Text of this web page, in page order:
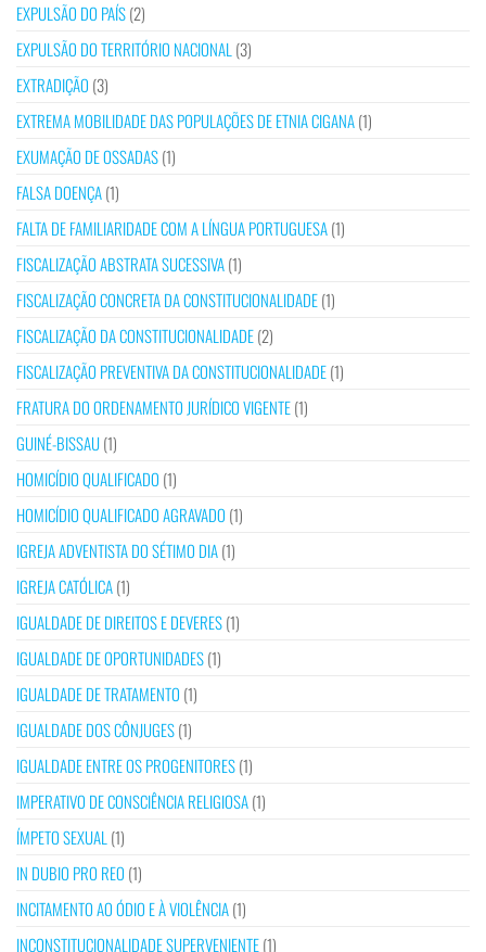
EXPULSÃO DO PAÍS(2)
EXPULSÃO DO TERRITÓRIO NACIONAL (3)
EXTRADIÇÃO (3)
EXTREMA MOBILIDADE DAS POPULAÇÕES DE ETNIA CIGANA(1)
EXUMAÇÃO DE OSSADAS(1)
FALSA DOENÇA(1)
FALTA DE FAMILIARIDADE COM A LÍNGUA PORTUGUESA(1)
FISCALIZAÇÃO ABSTRATA SUCESSIVA(1)
FISCALIZAÇÃO CONCRETA DA CONSTITUCIONALIDADE(1)
FISCALIZAÇÃO DA CONSTITUCIONALIDADE(2)
FISCALIZAÇÃO PREVENTIVA DA CONSTITUCIONALIDADE(1)
FRATURA DO ORDENAMENTO JURÍDICO VIGENTE(1)
GUINÉ-BISSAU(1)
HOMICÍDIO QUALIFICADO (1)
HOMICÍDIO QUALIFICADO AGRAVADO (1)
IGREJA ADVENTISTA DO SÉTIMO DIA(1)
IGREJA CATÓLICA(1)
IGUALDADE DE DIREITOS E DEVERES(1)
IGUALDADE DE OPORTUNIDADES(1)
IGUALDADE DE TRATAMENTO (1)
IGUALDADE DOS CÔNJUGES(1)
IGUALDADE ENTRE OS PROGENITORES(1)
IMPERATIVO DE CONSCIÊNCIA RELIGIOSA(1)
ÍMPETO SEXUAL (1)
IN DUBIO PRO REO (1)
INCITAMENTO AO ÓDIO E À VIOLÊNCIA(1)
INCONSTITUCIONALIDADE SUPERVENIENTE(1)